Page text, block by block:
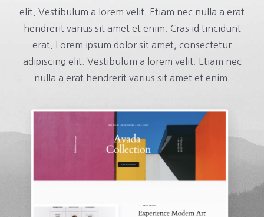
elit. Vestibulum a lorem velit. Etiam nec nulla a erat
hendrerit varius sit amet et enim. Cras id tincidunt
erat. Lorem ipsum dolor sit amet, consectetur
adipiscing elit. Vestibulum a lorem velit. Etiam nec
nulla a erat hendrerit varius sit amet et enim.